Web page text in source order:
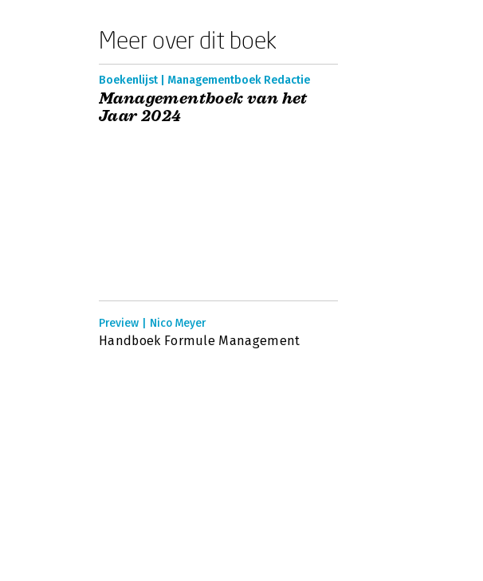
Meer over dit boek
Boekenlijst | Managementboek Redactie
Managementboek van het
Jaar 2024
Preview | Nico Meyer
Handboek Formule Management